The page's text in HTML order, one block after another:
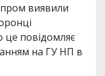
виявили
це повідомляє
на ГУ НП в